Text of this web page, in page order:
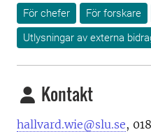
För chefer För forskare
Utlysningar av externa
Kontakt
hallvard.wie@slu.se,